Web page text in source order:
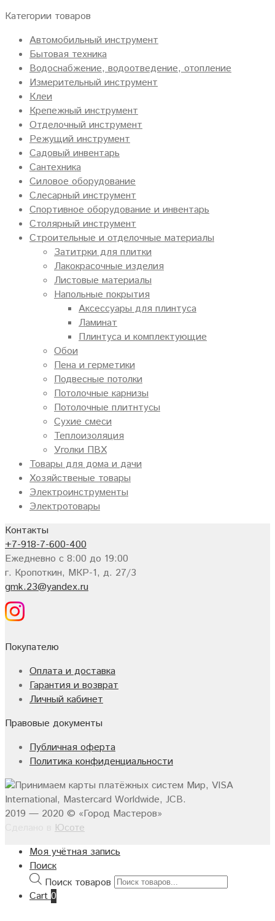
Категории товаров
Автомобильный инструмент
Бытовая техника
Водоснабжение, водоотведение, отопление
Измерительный инструмент
Клеи
Крепежный инструмент
Отделочный инструмент
Режущий инструмент
Садовый инвентарь
Сантехника
Силовое оборудование
Слесарный инструмент
Спортивное оборудование и инвентарь
Столярный инструмент
Строительные и отделочные материалы
Затитрки для плитки
Лакокрасочные изделия
Листовые материалы
Напольные покрытия
Аксессуары для плинтуса
Ламинат
Плинтуса и комплектующие
Обои
Пена и герметики
Подвесные потолки
Потолочные карнизы
Потолочные плитнтусы
Сухие смеси
Теплоизоляция
Уголки ПВХ
Товары для дома и дачи
Хозяйственые товары
Электроинструменты
Электротовары
Контакты
+7-918-7-600-400
Ежедневно с 8:00 до 19:00
г. Кропоткин, МКР-1, д. 27/3
gmk.23@yandex.ru
Покупателю
Оплата и доставка
Гарантия и возврат
Личный кабинет
Правовые документы
Публичная оферта
Политика конфиденциальности
2019 — 2020 © «Город Мастеров»
Юсоте
Моя учётная запись
Поиск
Поиск товаров
Cart0